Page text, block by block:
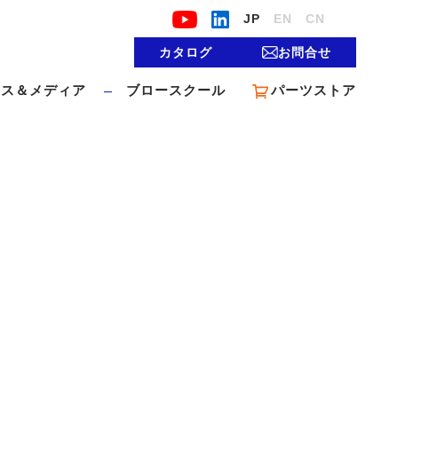
JP EN CN
カタログ お問合せ
＆メディア ブロースクール パーツストア